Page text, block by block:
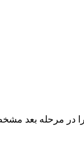
در مرحله بعد